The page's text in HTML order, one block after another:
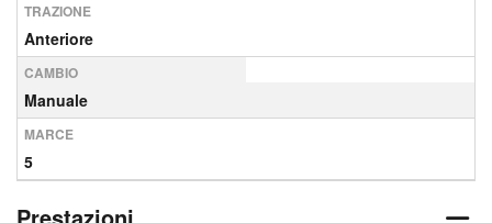
TRAZIONE
Anteriore
CAMBIO
Manuale
MARCE
5